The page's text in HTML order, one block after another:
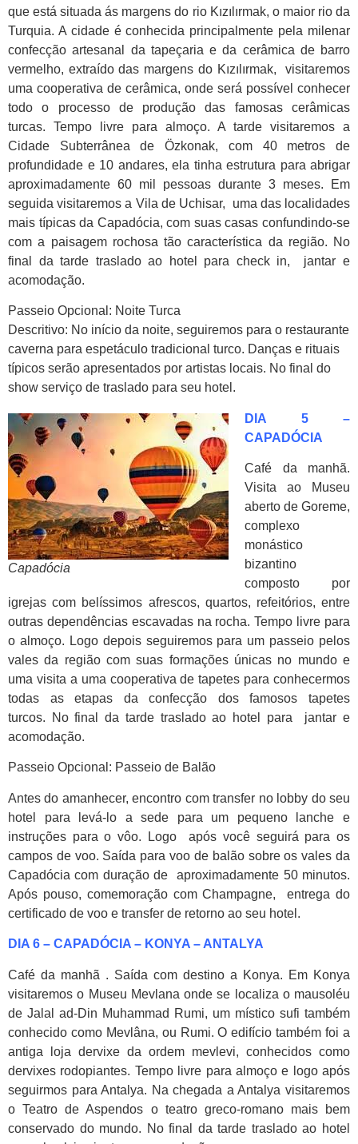
que está situada ás margens do rio Kızılırmak, o maior rio da
Turquia. A cidade é conhecida principalmente pela milenar
confecção artesanal da tapeçaria e da cerâmica de barro
vermelho, extraído das margens do Kızılırmak, visitaremos
uma cooperativa de cerâmica, onde será possível conhecer
todo o processo de produção das famosas cerâmicas
turcas. Tempo livre para almoço. A tarde visitaremos a
Cidade Subterrânea de Özkonak, com 40 metros de
profundidade e 10 andares, ela tinha estrutura para abrigar
aproximadamente 60 mil pessoas durante 3 meses. Em
seguida visitaremos a Vila de Uchisar, uma das localidades
mais típicas da Capadócia, com suas casas confundindo-se
com a paisagem rochosa tão característica da região. No
final da tarde traslado ao hotel para check in, jantar e
acomodação.
Passeio Opcional: Noite Turca
Descritivo: No início da noite, seguiremos para o restaurante
caverna para espetáculo tradicional turco. Danças e rituais
típicos serão apresentados por artistas locais. No final do
show serviço de traslado para seu hotel.
Capadócia
DIA 5 –
CAPADÓCIA
Café da manhã.
Visita ao Museu
aberto de Goreme,
complexo
monástico
bizantino
composto por
igrejas com belíssimos afrescos, quartos, refeitórios, entre
outras dependências escavadas na rocha. Tempo livre para
o almoço. Logo depois seguiremos para um passeio pelos
vales da região com suas formações únicas no mundo e
uma visita a uma cooperativa de tapetes para conhecermos
todas as etapas da confecção dos famosos tapetes
turcos. No final da tarde traslado ao hotel para jantar e
acomodação.
Passeio Opcional: Passeio de Balão
Antes do amanhecer, encontro com transfer no lobby do seu
hotel para levá-lo a sede para um pequeno lanche e
instruções para o vôo. Logo após você seguirá para os
campos de voo. Saída para voo de balão sobre os vales da
Capadócia com duração de aproximadamente 50 minutos.
Após pouso, comemoração com Champagne, entrega do
certificado de voo e transfer de retorno ao seu hotel.
DIA 6 – CAPADÓCIA – KONYA – ANTALYA
Café da manhã . Saída com destino a Konya. Em Konya
visitaremos o Museu Mevlana onde se localiza o mausoléu
de Jalal ad-Din Muhammad Rumi, um místico sufi também
conhecido como Mevlâna, ou Rumi. O edifício também foi a
antiga loja dervixe da ordem mevlevi, conhecidos como
dervixes rodopiantes. Tempo livre para almoço e logo após
seguirmos para Antalya. Na chegada a Antalya visitaremos
o Teatro de Aspendos o teatro greco-romano mais bem
conservado do mundo. No final da tarde traslado ao hotel